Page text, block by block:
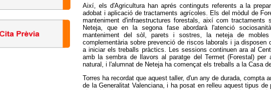
Així, els d'Agricultura han aprés continguts referents a la
adobat i aplicació de tractaments agrícoles. Els del mòdul de
manteniment d'infraestructures forestals, així com
Neteja, que en la segona fase abordarà l'atenció
manteniment del sòl, parets i sostres, la neteja de
complementària sobre prevenció de riscos laborals i ja
a iniciar els treballs pràctics. Les sessions continuen ara al
amb la sembra de llavors al paratge del Termet (Forestal) per
natural, i l'alumnat de Neteja ha començat els treballs a la Casa
Torres ha recordat que aquest taller, d'un any de durada, compta
de la Generalitat Valenciana, i ha posat en relleu aquest tipus